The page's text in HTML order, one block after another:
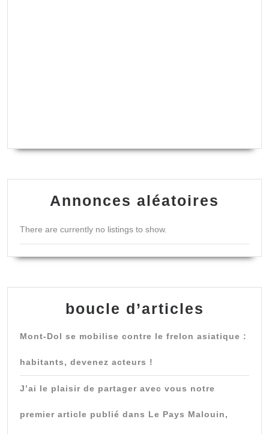
Annonces aléatoires
There are currently no listings to show.
boucle d’articles
Mont-Dol se mobilise contre le frelon asiatique :
habitants, devenez acteurs !
J’ai le plaisir de partager avec vous notre
premier article publié dans Le Pays Malouin,